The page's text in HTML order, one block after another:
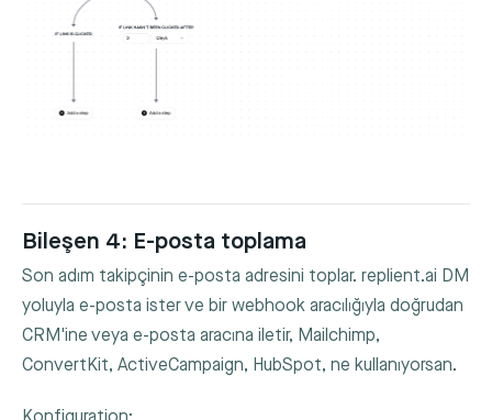
Bileşen 4: E-posta toplama
Son adım takipçinin e-posta adresini toplar. replient.ai DM
yoluyla e-posta ister ve bir webhook aracılığıyla doğrudan
CRM'ine veya e-posta aracına iletir, Mailchimp,
ConvertKit, ActiveCampaign, HubSpot, ne kullanıyorsan.